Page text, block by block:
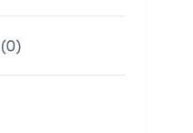
(0)